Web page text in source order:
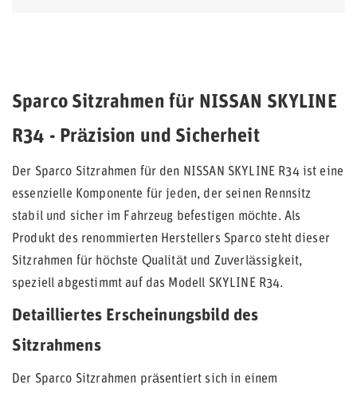
Sparco Sitzrahmen für NISSAN SKYLINE
R34 - Präzision und Sicherheit
Der Sparco Sitzrahmen für den NISSAN SKYLINE R34 ist eine
essenzielle Komponente für jeden, der seinen Rennsitz
stabil und sicher im Fahrzeug befestigen möchte. Als
Produkt des renommierten Herstellers Sparco steht dieser
Sitzrahmen für höchste Qualität und Zuverlässigkeit,
speziell abgestimmt auf das Modell SKYLINE R34.
Detailliertes Erscheinungsbild des
Sitzrahmens
Der Sparco Sitzrahmen präsentiert sich in einem